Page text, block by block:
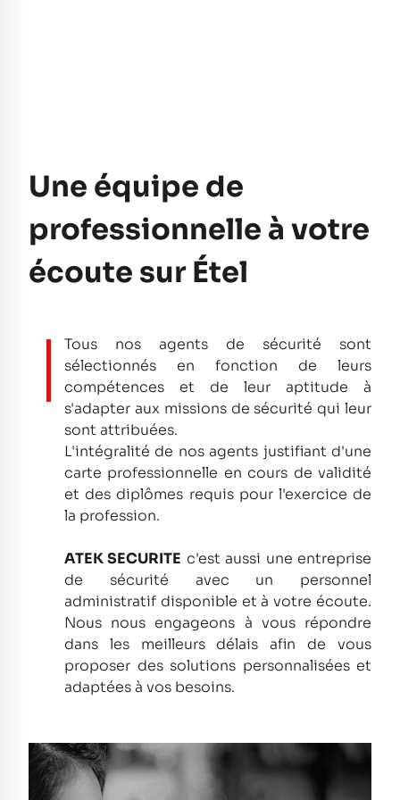
Une équipe de
professionnelle à votre
écoute sur Étel
Tous nos agents de sécurité sont
sélectionnés en fonction de leurs
compétences et de leur aptitude à
s'adapter aux missions de sécurité qui leur
sont attribuées.
L'intégralité de nos agents justifiant d'une
carte professionnelle en cours de validité
et des diplômes requis pour l'exercice de
la profession.
ATEK SECURITE c'est aussi une entreprise
de sécurité avec un personnel
administratif disponible et à votre écoute.
Nous nous engageons à vous répondre
dans les meilleurs délais afin de vous
proposer des solutions personnalisées et
adaptées à vos besoins.